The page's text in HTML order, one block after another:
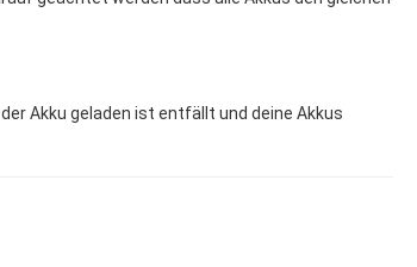
Akku geladen ist entfällt und deine Akkus